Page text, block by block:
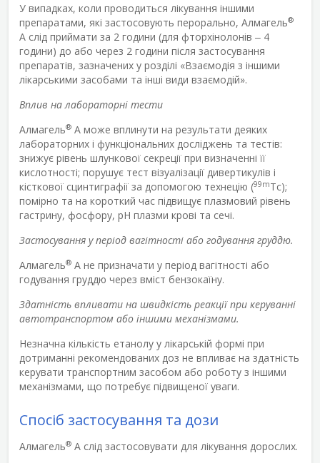
У випадках, коли проводиться лікування іншими
препаратами, які застосовують перорально, Алмагель®
А слід приймати за 2 години (для фторхінолонів ‒ 4
години) до або через 2 години після застосування
препаратів, зазначених у розділі «Взаємодія з іншими
лікарськими засобами та інші види взаємодій».
Вплив на лабораторні тести
Алмагель® А може вплинути на результати деяких
лабораторних і функціональних досліджень та тестів:
знижує рівень шлункової секреції при визначенні її
кислотності; порушує тест візуалізації дивертикулів і
кісткової сцинтиграфії за допомогою технецію (99mТс);
помірно та на короткий час підвищує плазмовий рівень
гастрину, фосфору, рН плазми крові та сечі.
Застосування у період вагітності або годування груддю.
Алмагель® А не призначати у період вагітності або
годування груддю через вміст бензокаїну.
Здатність впливати на швидкість реакції при керуванні
автотранспортом або іншими механізмами.
Незначна кількість етанолу у лікарській формі при
дотриманні рекомендованих доз не впливає на здатність
керувати транспортним засобом або роботу з іншими
механізмами, що потребує підвищеної уваги.
Спосіб застосування та дози
Алмагель® А слід застосовувати для лікування дорослих.